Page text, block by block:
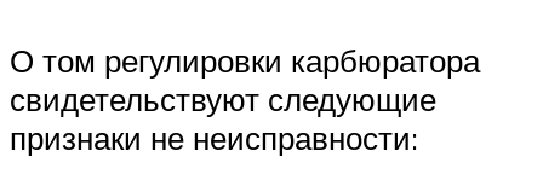
О том регулировки карбюратора
свидетельствуют следующие
признаки не неисправности: